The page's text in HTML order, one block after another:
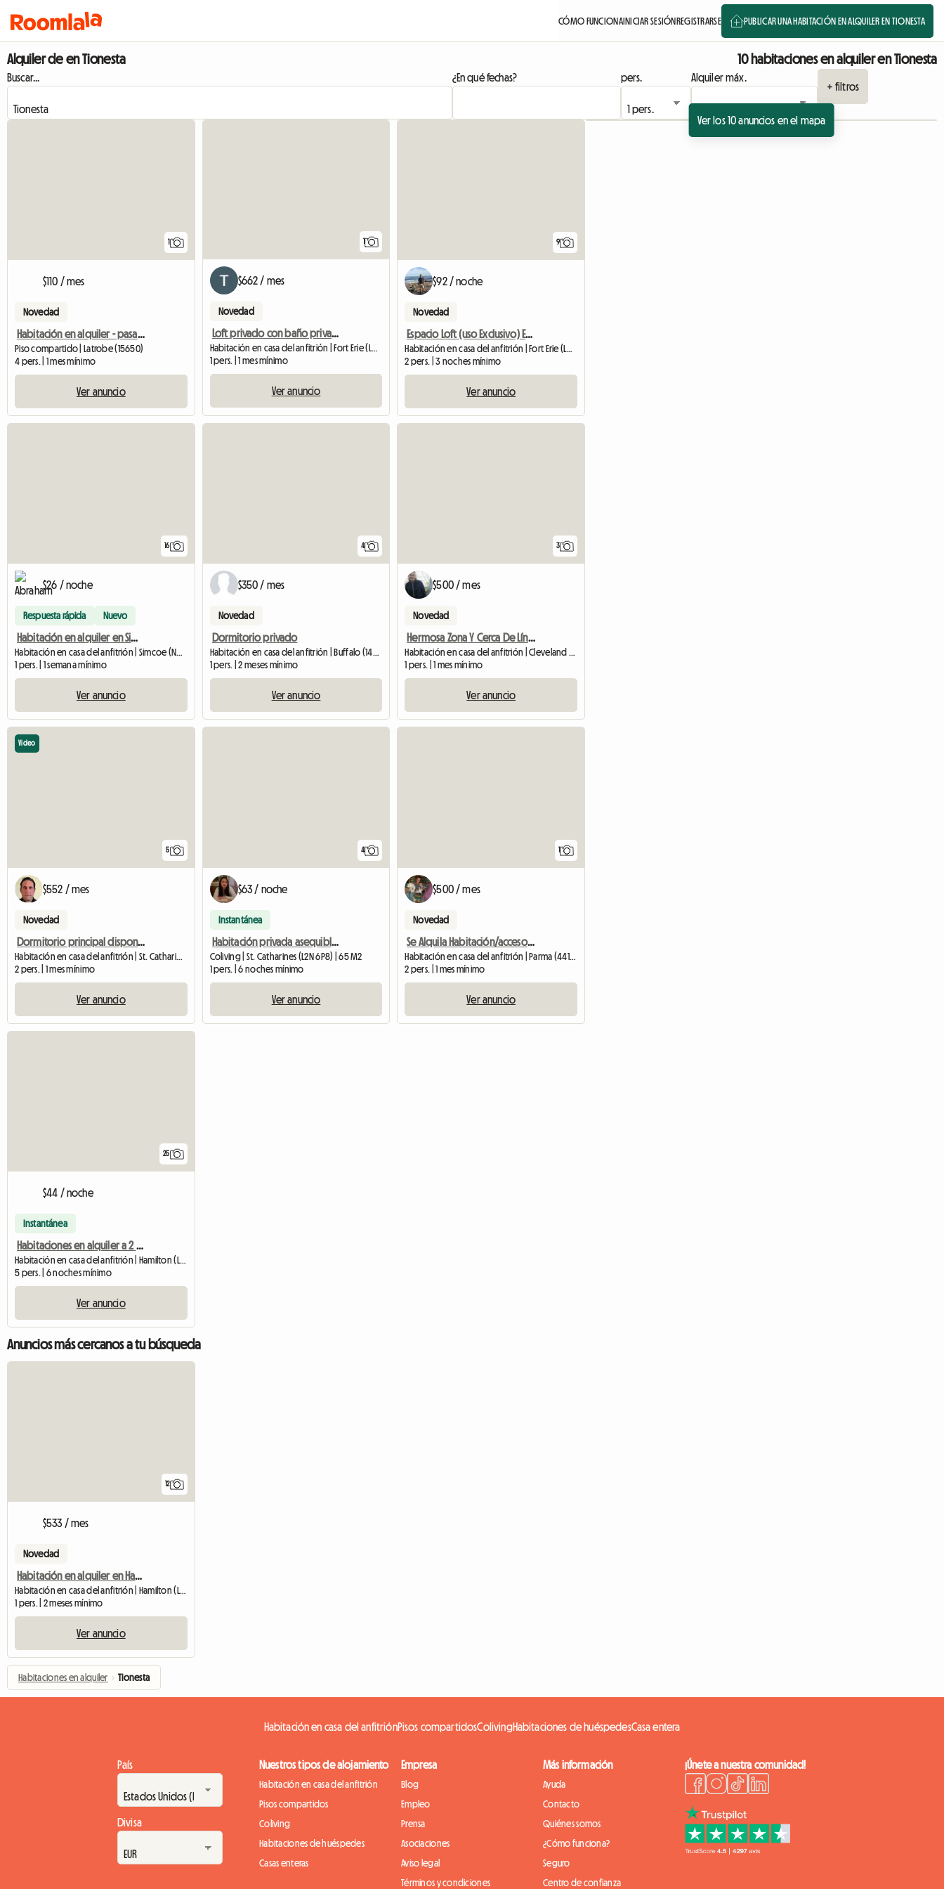
CÓMO FUNCIONAINICIAR SESIÓNREGISTRARSE PUBLICAR UNA HABITACIÓN EN ALQUILER EN TIONESTA
Alquiler de en Tionesta 10 habitaciones en alquiler en Tionesta
Buscar... ¿En qué fechas? pers.
Alquiler máx.
+ filtros
Ver los 10 anuncios en el mapa
1
$110 / mes
Novedad
Habitación en alquiler - pasantes o privados
Piso compartido | Latrobe (15650)
4 pers. | 1 mes mínimo
Ver anuncio
1
$662 / mes
Novedad
Loft privado con baño privado en alquiler a pasos de la playa
Habitación en casa del anfitrión | Fort Erie (L0S 1B0) | 750 SQFT
1 pers. | 1 mes mínimo
Ver anuncio
9
$92 / noche
Novedad
Espacio Loft (uso Exclusivo) En Hermosa Crystal Beach House
Habitación en casa del anfitrión | Fort Erie (L0S 1B0) | 20 M2
2 pers. | 3 noches mínimo
Ver anuncio
16
$26 / noche
Respuesta rápida Nuevo
Habitación en alquiler en Simcoe, Ontario
Habitación en casa del anfitrión | Simcoe (N3Y 4K2) | 200 SQFT
1 pers. | 1 semana mínimo
Ver anuncio
4
$350 / mes
Novedad
Dormitorio privado
Habitación en casa del anfitrión | Buffalo (14215)
1 pers. | 2 meses mínimo
Ver anuncio
3
$500 / mes
Novedad
Hermosa Zona Y Cerca De Línea De Autobús
Habitación en casa del anfitrión | Cleveland Heights (44121)
1 pers. | 1 mes mínimo
Ver anuncio
5
Video
$552 / mes
Novedad
Dormitorio principal disponible en casa compartida
Habitación en casa del anfitrión | St. Catharines (L2R 2T8) | 75 M2
2 pers. | 1 mes mínimo
Ver anuncio
4
$63 / noche
Instantánea
Habitación privada asequible en el piso superior
Coliving | St. Catharines (L2N 6P8) | 65 M2
1 pers. | 6 noches mínimo
Ver anuncio
1
$500 / mes
Novedad
Se Alquila Habitación/acceso A Toda La Casa
Habitación en casa del anfitrión | Parma (44129)
2 pers. | 1 mes mínimo
Ver anuncio
25
$44 / noche
Instantánea
Habitaciones en alquiler a 2 minutos del autobús • Vista a la montaña
Habitación en casa del anfitrión | Hamilton (L8G 3W3) | 1500 M2
5 pers. | 6 noches mínimo
Ver anuncio
Anuncios más cercanos a tu búsqueda
12
$533 / mes
Novedad
Habitación en alquiler en Hamilton Mountain
Habitación en casa del anfitrión | Hamilton (L8W 2R1) | 200 M2
1 pers. | 2 meses mínimo
Ver anuncio
Habitaciones en alquiler › Tionesta
Habitación en casa del anfitriónPisos compartidosColivingHabitaciones de huéspedesCasa entera
País
Divisa
Nuestros tipos de alojamiento
Habitación en casa del anfitrión
Pisos compartidos
Coliving
Habitaciones de huéspedes
Casas enteras
Empresa
Blog
Empleo
Prensa
Asociaciones
Aviso legal
Términos y condiciones
Más información
Ayuda
Contacto
Quiénes somos
¿Cómo funciona?
Seguro
Centro de confianza
¡Únete a nuestra comunidad!